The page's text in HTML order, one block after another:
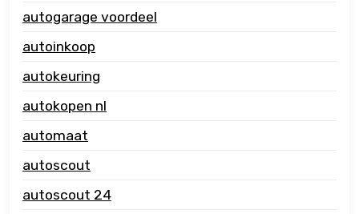
autogarage voordeel
autoinkoop
autokeuring
autokopen nl
automaat
autoscout
autoscout 24